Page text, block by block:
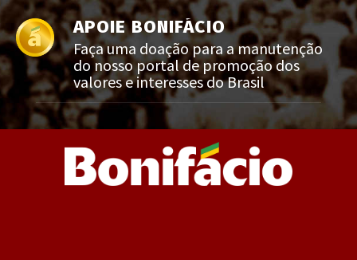
APOIE BONIFÁCIO
Faça uma doação para a manutenção
do nosso portal de promoção dos
valores e interesses do Brasil